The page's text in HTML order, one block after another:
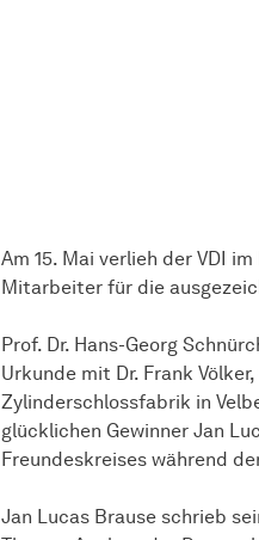
Am 15. Mai verlieh der VDI
Mitarbeiter für die
Prof. Dr. Hans-Georg
Urkunde mit Dr. Frank
Zylinderschlossfabrik in
glücklichen Gewinner Jan
Freundeskreises während
Jan Lucas Brause schrieb